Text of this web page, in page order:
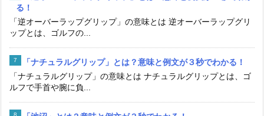
る！
「逆オーバーラップグリップ」の意味とは 逆オーバーラップグリ
ップとは、ゴルフの...
「ナチュラルグリップ」とは？意味と例文が３秒でわかる！
「ナチュラルグリップ」の意味とは ナチュラルグリップとは、ゴ
ルフで手首や腕に負...